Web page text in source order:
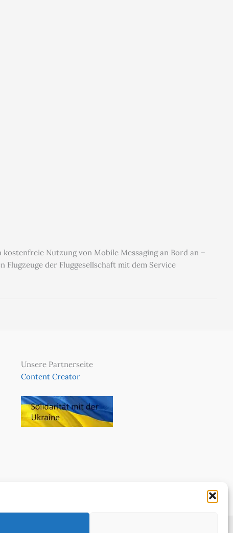
Nutzung von Mobile Messaging an Bord an –
der Fluggesellschaft mit dem Service
Unsere Partnerseite
Content Creator